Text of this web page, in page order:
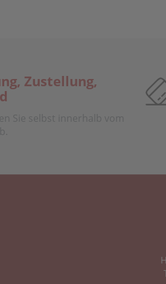
Zustellung,
Sie selbst innerhalb vom